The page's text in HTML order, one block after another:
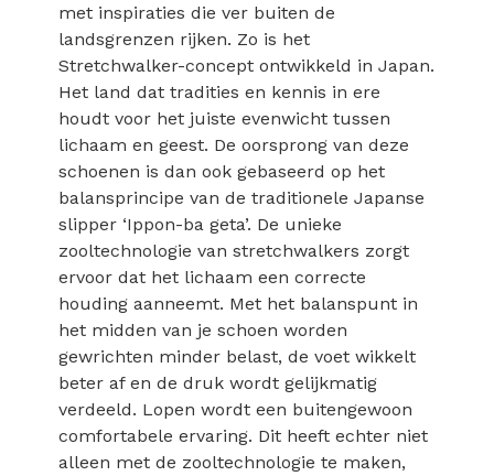
met inspiraties die ver buiten de
landsgrenzen rijken. Zo is het
Stretchwalker-concept ontwikkeld in Japan.
Het land dat tradities en kennis in ere
houdt voor het juiste evenwicht tussen
lichaam en geest. De oorsprong van deze
schoenen is dan ook gebaseerd op het
balansprincipe van de traditionele Japanse
slipper ‘Ippon-ba geta’. De unieke
zooltechnologie van stretchwalkers zorgt
ervoor dat het lichaam een correcte
houding aanneemt. Met het balanspunt in
het midden van je schoen worden
gewrichten minder belast, de voet wikkelt
beter af en de druk wordt gelijkmatig
verdeeld. Lopen wordt een buitengewoon
comfortabele ervaring. Dit heeft echter niet
alleen met de zooltechnologie te maken,